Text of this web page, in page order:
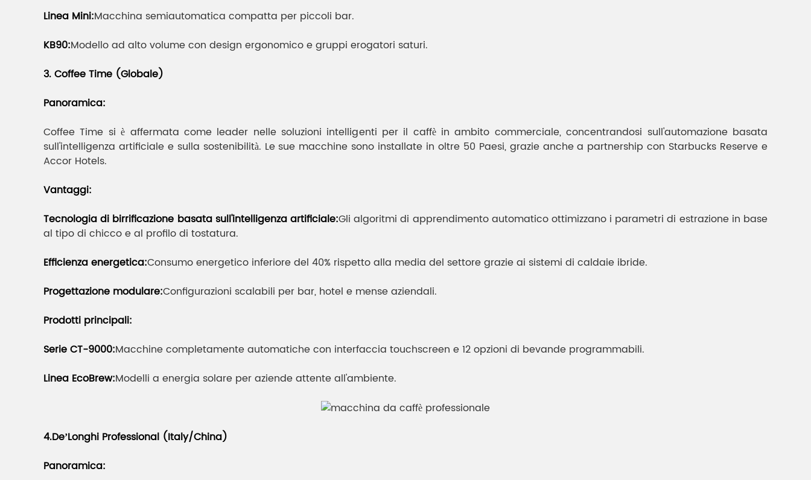
Linea Mini:Macchina semiautomatica compatta per piccoli bar.
KB90:Modello ad alto volume con design ergonomico e gruppi erogatori saturi.
3. Coffee Time (Globale)
Panoramica:
Coffee Time si è affermata come leader nelle soluzioni intelligenti per il caffè in ambito commerciale, concentrandosi sull'automazione basata
sull'intelligenza artificiale e sulla sostenibilità. Le sue macchine sono installate in oltre 50 Paesi, grazie anche a partnership con Starbucks Reserve e
Accor Hotels.
Vantaggi:
Tecnologia di birrificazione basata sull'intelligenza artificiale:Gli algoritmi di apprendimento automatico ottimizzano i parametri di estrazione in base
al tipo di chicco e al profilo di tostatura.
Efficienza energetica:Consumo energetico inferiore del 40% rispetto alla media del settore grazie ai sistemi di caldaie ibride.
Progettazione modulare:Configurazioni scalabili per bar, hotel e mense aziendali.
Prodotti principali:
Serie CT-9000:Macchine completamente automatiche con interfaccia touchscreen e 12 opzioni di bevande programmabili.
Linea EcoBrew:Modelli a energia solare per aziende attente all'ambiente.
4.De’Longhi Professional (Italy/China)
Panoramica: